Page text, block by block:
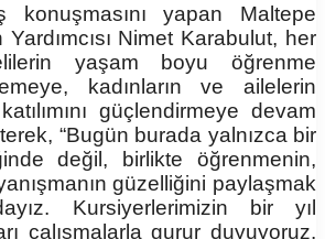
konuşmasını yapan Maltepe
Nimet Karabulut, her
yaşam boyu öğrenme
kadınların ve ailelerin
güçlendirmeye devam
“Bugün burada yalnızca bir
değil, birlikte öğrenmenin,
güzelliğini paylaşmak
Kursiyerlerimizin bir yıl
çalışmalarla gurur duyuyoruz.